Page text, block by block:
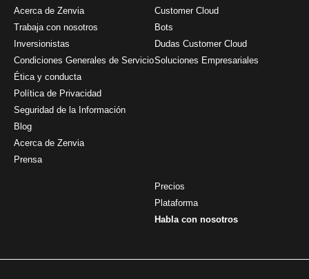
Acerca de Zenvia
Trabaja con nosotros
Inversionistas
Condiciones Generales de Servicio
Ética y conducta
Política de Privacidad
Seguridad de la Información
Blog
Acerca de Zenvia
Prensa
Customer Cloud
Bots
Dudas Customer Cloud
Soluciones Empresariales
Precios
Plataforma
Habla con nosotros